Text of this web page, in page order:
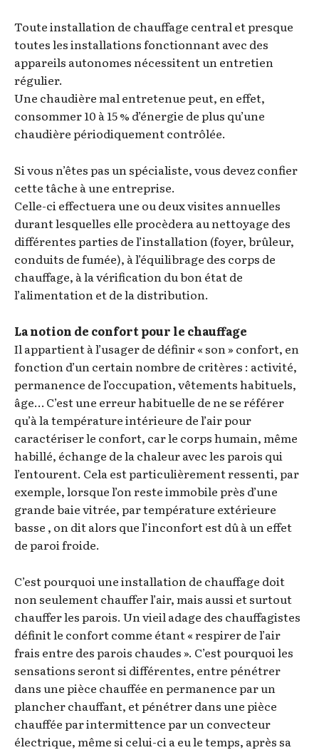
Toute installation de chauffage central et presque
toutes les installations fonctionnant avec des
appareils autonomes nécessitent un entretien
régulier.
Une chaudière mal entretenue peut, en effet,
consommer 10 à 15 % d’énergie de plus qu’une
chaudière périodiquement contrôlée.
Si vous n’êtes pas un spécialiste, vous devez confier
cette tâche à une entreprise.
Celle-ci effectuera une ou deux visites annuelles
durant lesquelles elle procèdera au nettoyage des
différentes parties de l’installation (foyer, brûleur,
conduits de fumée), à l’équilibrage des corps de
chauffage, à la vérification du bon état de
l’alimentation et de la distribution.
La notion de confort pour le chauffage
Il appartient à l’usager de définir « son » confort, en
fonction d’un certain nombre de critères : activité,
permanence de l’occupation, vêtements habituels,
âge… C’est une erreur habituelle de ne se référer
qu’à la température intérieure de l’air pour
caractériser le confort, car le corps humain, même
habillé, échange de la chaleur avec les parois qui
l’entourent. Cela est particulièrement ressenti, par
exemple, lorsque l’on reste immobile près d’une
grande baie vitrée, par température extérieure
basse , on dit alors que l’inconfort est dû à un effet
de paroi froide.
C’est pourquoi une installation de chauffage doit
non seulement chauffer l’air, mais aussi et surtout
chauffer les parois. Un vieil adage des chauffagistes
définit le confort comme étant « respirer de l’air
frais entre des parois chaudes ». C’est pourquoi les
sensations seront si différentes, entre pénétrer
dans une pièce chauffée en permanence par un
plancher chauffant, et pénétrer dans une pièce
chauffée par intermittence par un convecteur
électrique, même si celui-ci a eu le temps, après sa